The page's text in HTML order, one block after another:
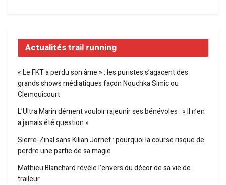
Actualités trail running
« Le FKT a perdu son âme » : les puristes s’agacent des
grands shows médiatiques façon Nouchka Simic ou
Clemquicourt
L’Ultra Marin dément vouloir rajeunir ses bénévoles : « Il n’en
a jamais été question »
Sierre-Zinal sans Kilian Jornet : pourquoi la course risque de
perdre une partie de sa magie
Mathieu Blanchard révèle l’envers du décor de sa vie de
traileur